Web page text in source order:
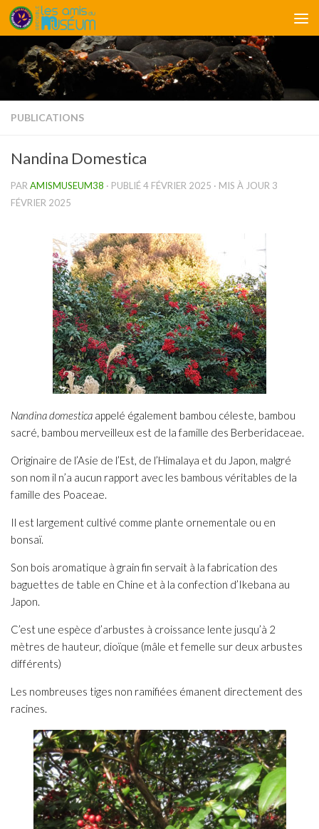
Skip to content
PUBLICATIONS
Nandina Domestica
PAR AMISMUSEUM38 · PUBLIÉ4 FÉVRIER 2025 · MIS À JOUR 3
FÉVRIER 2025
Nandina domestica appelé également bambou céleste, bambou
sacré, bambou merveilleux est de la famille des Berberidaceae.
Originaire de l’Asie de l’Est, de l’Himalaya et du Japon, malgré
son nom il n’a aucun rapport avec les bambous véritables de la
famille des Poaceae.
Il est largement cultivé comme plante ornementale ou en
bonsaï.
Son bois aromatique à grain fin servait à la fabrication des
baguettes de table en Chine et à la confection d’Ikebana au
Japon.
C’est une espèce d’arbustes à croissance lente jusqu’à 2
mètres de hauteur, dioïque (mâle et femelle sur deux arbustes
différents)
Les nombreuses tiges non ramifiées émanent directement des
racines.